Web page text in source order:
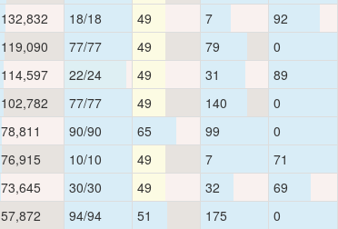
132,832 18/18 49 7 92
119,090 77/77 49 79 0
114,597 22/24 49 31 89
102,782 77/77 49 140 0
78,811 90/90 65 99 0
76,915 10/10 49 7 71
73,645 30/30 49 32 69
57,872 94/94 51 175 0